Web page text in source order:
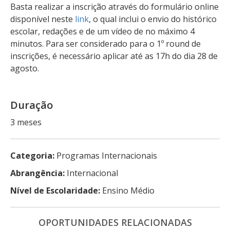
Basta realizar a inscrição através do formulário online
disponível neste link, o qual inclui o envio do histórico
escolar, redações e de um vídeo de no máximo 4
minutos. Para ser considerado para o 1º round de
inscrições, é necessário aplicar até as 17h do dia 28 de
agosto.
Duração
3 meses
Categoria: Programas Internacionais
Abrangência: Internacional
Nível de Escolaridade: Ensino Médio
OPORTUNIDADES RELACIONADAS